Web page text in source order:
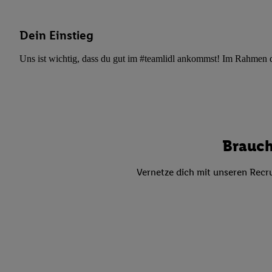
Dein Einstieg
Uns ist wichtig, dass du gut im #teamlidl ankommst! Im Rahmen
Vernetze dich mit unseren
Anzeige von
oder Zugriff auf
von Zielgruppen
reduzierter Daten